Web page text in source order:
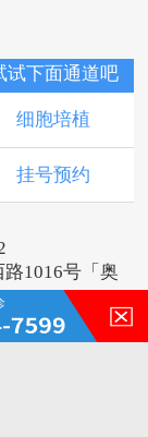
试下面通道吧
细胞培植
挂号预约
1016号「奥
病医院
断及医疗依
有转载或引
系。